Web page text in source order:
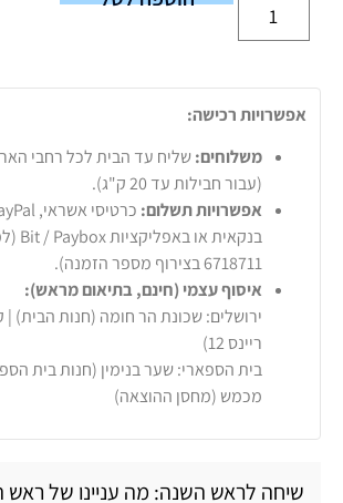
אפשרויות רכישה:
משלוחים:
(עבור חבילות עד 20 ק"ג).
אפשרויות תשלום:
6718711 בצירוף מספר הזמנה).
איסוף עצמי (חינם, בתיאום מראש):
ירושלים: שכונת הר חומה (חנות הבית)
ריינס 12)
בית הספארי: שער בנימין (חנות בית
מכמש (מחסן ההוצאה)
שיחה לראש השנה: מה עניינו של ראש